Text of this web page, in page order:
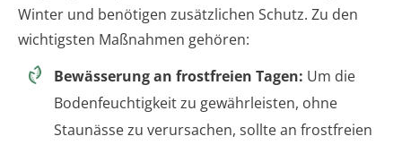
Winter und benötigen zusätzlichen Schutz. Zu den
wichtigsten Maßnahmen gehören:
Bewässerung an frostfreien Tagen: Um die
Bodenfeuchtigkeit zu gewährleisten, ohne
Staunässe zu verursachen, sollte an frostfreien